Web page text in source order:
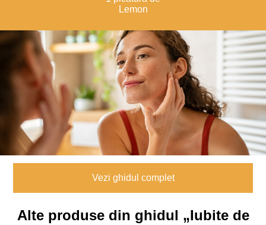
Lemon
Vezi ghidul complet
Alte produse din ghidul „Iubite de